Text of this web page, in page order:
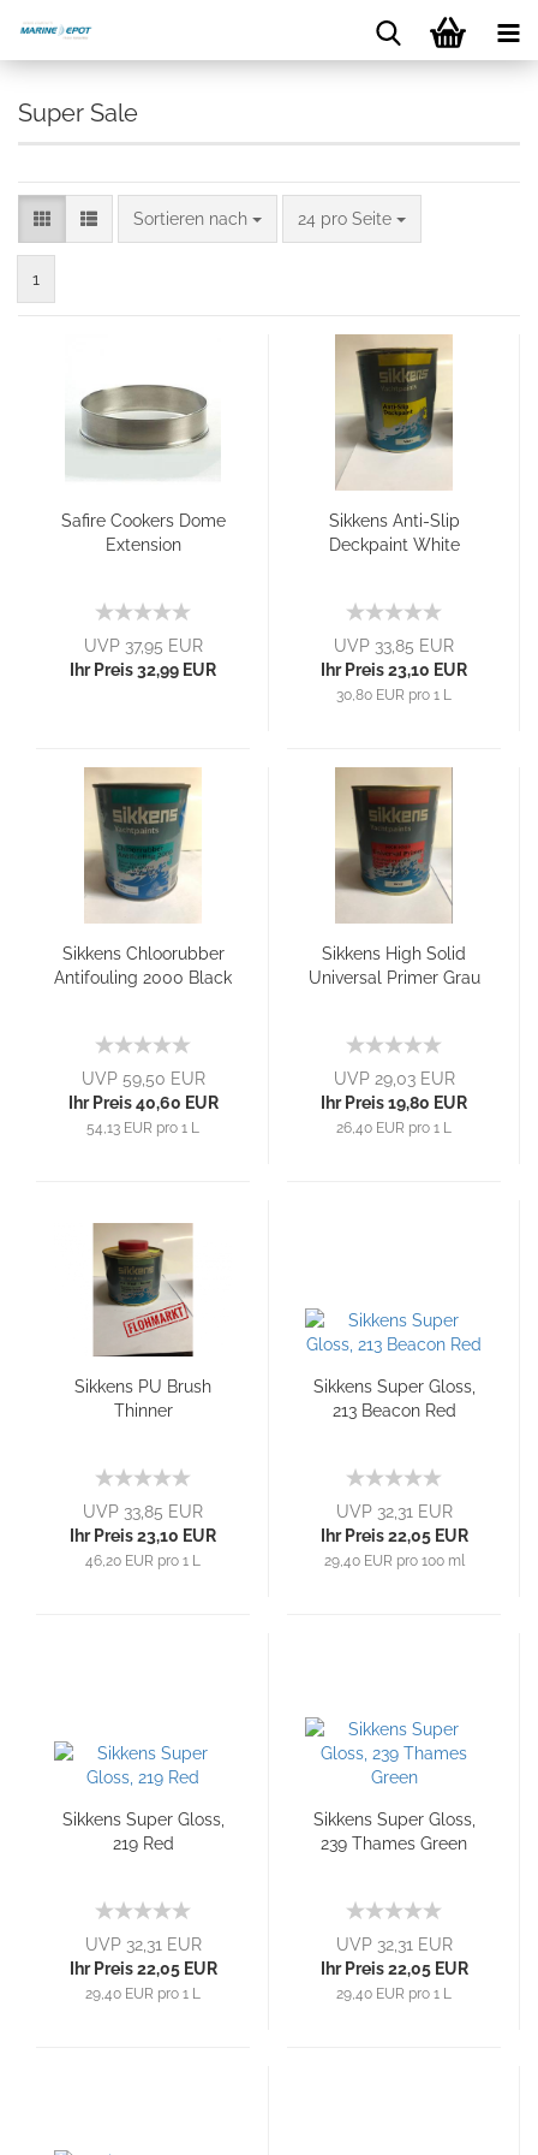
Super Sale
Sortieren nach 24 pro Seite
1
Safire Cookers Dome
Extension
UVP 37,95 EUR
Ihr Preis 32,99 EUR
Sikkens Anti-Slip
Deckpaint White
UVP 33,85 EUR
Ihr Preis 23,10 EUR
30,80 EUR pro 1 L
Sikkens Chloorubber
Antifouling 2000 Black
UVP 59,50 EUR
Ihr Preis 40,60 EUR
54,13 EUR pro 1 L
Sikkens High Solid
Universal Primer Grau
UVP 29,03 EUR
Ihr Preis 19,80 EUR
26,40 EUR pro 1 L
Sikkens PU Brush
Thinner
UVP 33,85 EUR
Ihr Preis 23,10 EUR
46,20 EUR pro 1 L
Sikkens Super Gloss,
213 Beacon Red
UVP 32,31 EUR
Ihr Preis 22,05 EUR
29,40 EUR pro 100 ml
Sikkens Super Gloss,
219 Red
UVP 32,31 EUR
Ihr Preis 22,05 EUR
29,40 EUR pro 1 L
Sikkens Super Gloss,
239 Thames Green
UVP 32,31 EUR
Ihr Preis 22,05 EUR
29,40 EUR pro 1 L